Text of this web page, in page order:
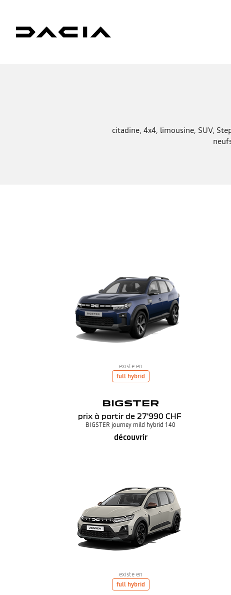
citadine, 4x4, limousine, SUV,
existe en
full hybrid
BIGSTER
prix à partir de 27'990 CHF
BIGSTER journey mild hybrid 140
découvrir
existe en
full hybrid